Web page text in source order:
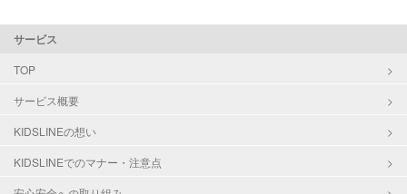
サービス
TOP
サービス概要
KIDSLINEの想い
KIDSLINEでのマナー・注意点